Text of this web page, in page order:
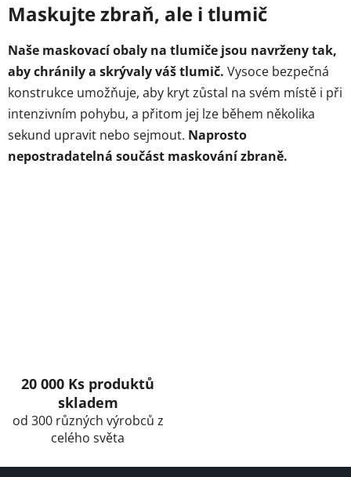
Maskujte zbraň, ale i tlumič
Naše maskovací obaly na tlumiče jsou navrženy tak,
aby chránily a skrývaly váš tlumič. Vysoce bezpečná
konstrukce umožňuje, aby kryt zůstal na svém místě i při
intenzivním pohybu, a přitom jej lze během několika
sekund upravit nebo sejmout. Naprosto
nepostradatelná součást maskování zbraně.
20 000 Ks produktů
skladem
od 300 různých výrobců z
celého světa